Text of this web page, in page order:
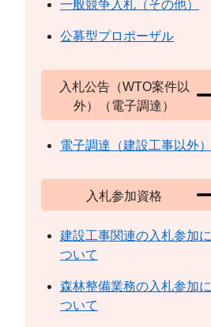
一般競争入札（その他）
公募型プロポーザル
入札公告（WTO案件以
外）（電子調達）
電子調達（建設工事以外）
入札参加資格
建設工事関連の入札参加に
ついて
森林整備業務の入札参加に
ついて